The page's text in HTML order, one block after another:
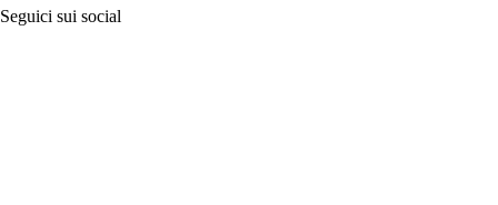
Seguici sui social